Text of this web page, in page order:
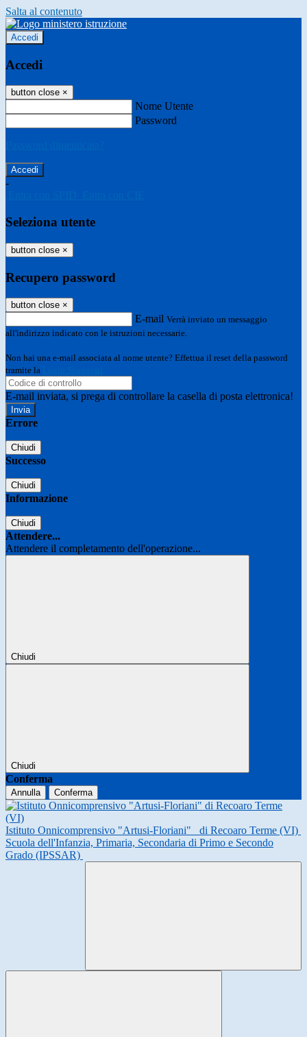
Salta al contenuto
Accedi
Accedi
button close ×
Nome Utente
Password
-
Seleziona utente
button close ×
Recupero password
button close ×
E-mail Verrà inviato un messaggio
all'indirizzo indicato con le istruzioni necessarie.
Non hai una e-mail associata al nome utente? Effettua il reset della password
tramite la
E-mail inviata, si prega di controllare la casella di posta elettronica!
Errore
Chiudi
Successo
Chiudi
Informazione
Chiudi
Attendere...
Attendere il completamento dell'operazione...
Chiudi
Chiudi
Conferma
Annulla Conferma
Istituto Onnicomprensivo "Artusi-Floriani"
di Recoaro Terme (VI)
Scuola dell'Infanzia, Primaria, Secondaria di Primo e Secondo
Grado (IPSSAR)